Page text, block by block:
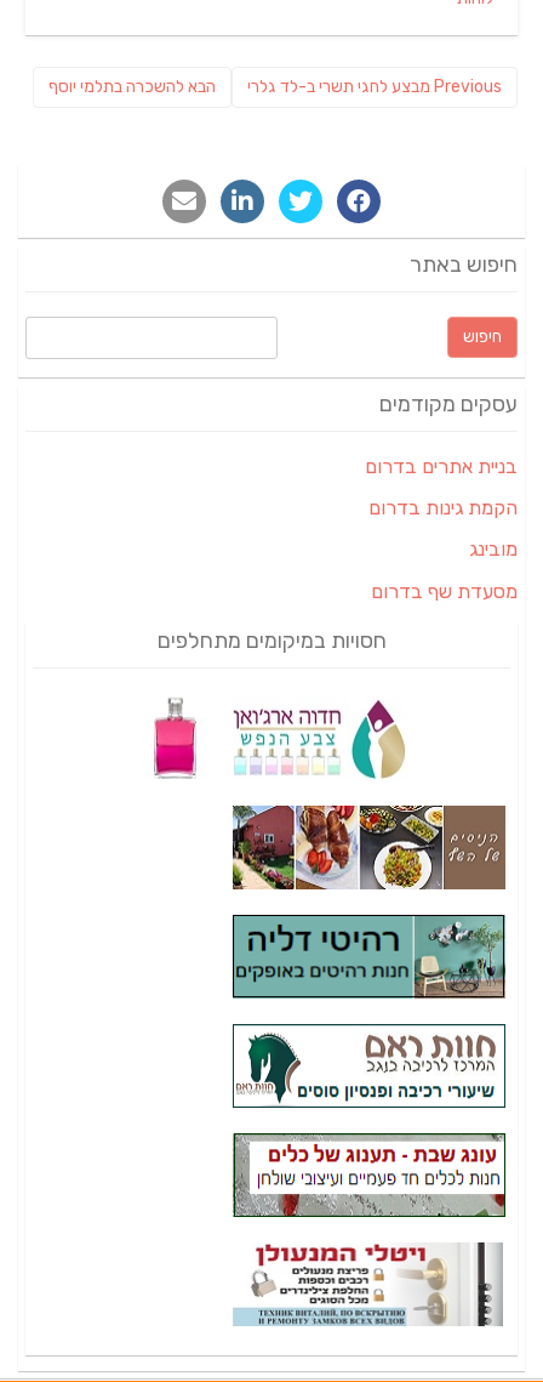
Previous
Previous
מבצע לחגי תשרי ב-לד גלרי הבא פוסט
להשכרה בתלמי יוסף
חיפוש באתר
חיפוש:
עסקים מקודמים
בניית אתרים בדרום
הקמת גינות בדרום
מובינג
מסעדת שף בדרום
חסויות במיקומים מתחלפים